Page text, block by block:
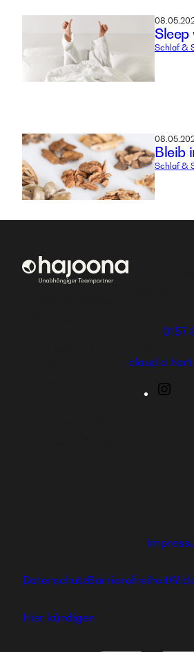
Sleep
Schlaf &
Bleib
Schlaf &
0157
DatenschutzBarrierefreiheit
Hier kündigen